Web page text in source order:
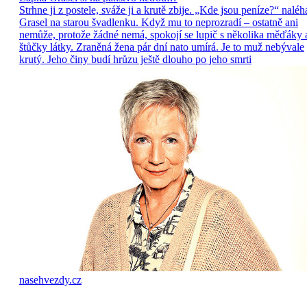
Strhne ji z postele, sváže ji a krutě zbije. „Kde jsou peníze?“
Grasel na starou švadlenku. Když mu to neprozradí – ostatně ani
nemůže, protože žádné nemá, spokojí se lupič s několika měďáky
štůčky látky. Zraněná žena pár dní nato umírá. Je to muž nebývale
krutý. Jeho činy budí hrůzu ještě dlouho po jeho smrti
nasehvezdy.cz